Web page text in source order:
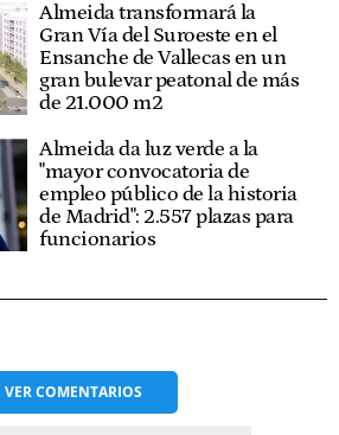
Almeida transformará la
Gran Vía del Suroeste en el
Ensanche de Vallecas en un
gran bulevar peatonal de más
de 21.000 m2
Almeida da luz verde a la
"mayor convocatoria de
empleo público de la historia
de Madrid": 2.557 plazas para
funcionarios
VERCOMENTARIOS